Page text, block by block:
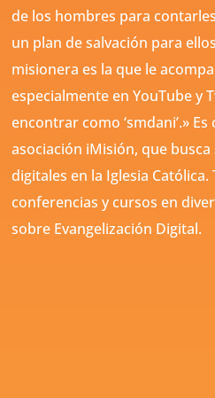
de los hombres para
un plan de salvación para
misionera es la que le
especialmente en YouTube y
encontrar como ‘smdani’.»
asociación iMisión, que
digitales en la Iglesia
conferencias y cursos en
sobre Evangelización Digital.